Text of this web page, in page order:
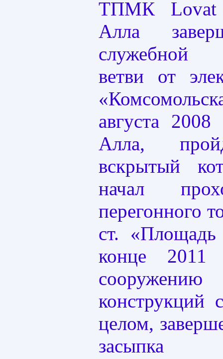
ТПМК Lovat
Алла
служебной
ветви от
августа
Алла,
вскрытый
начал
перегонного
ст.
конце
конструкций
целом,
засыпка